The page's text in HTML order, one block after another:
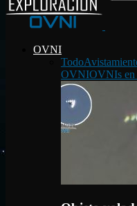
OVNI
Todo
OVNIOVNIs en